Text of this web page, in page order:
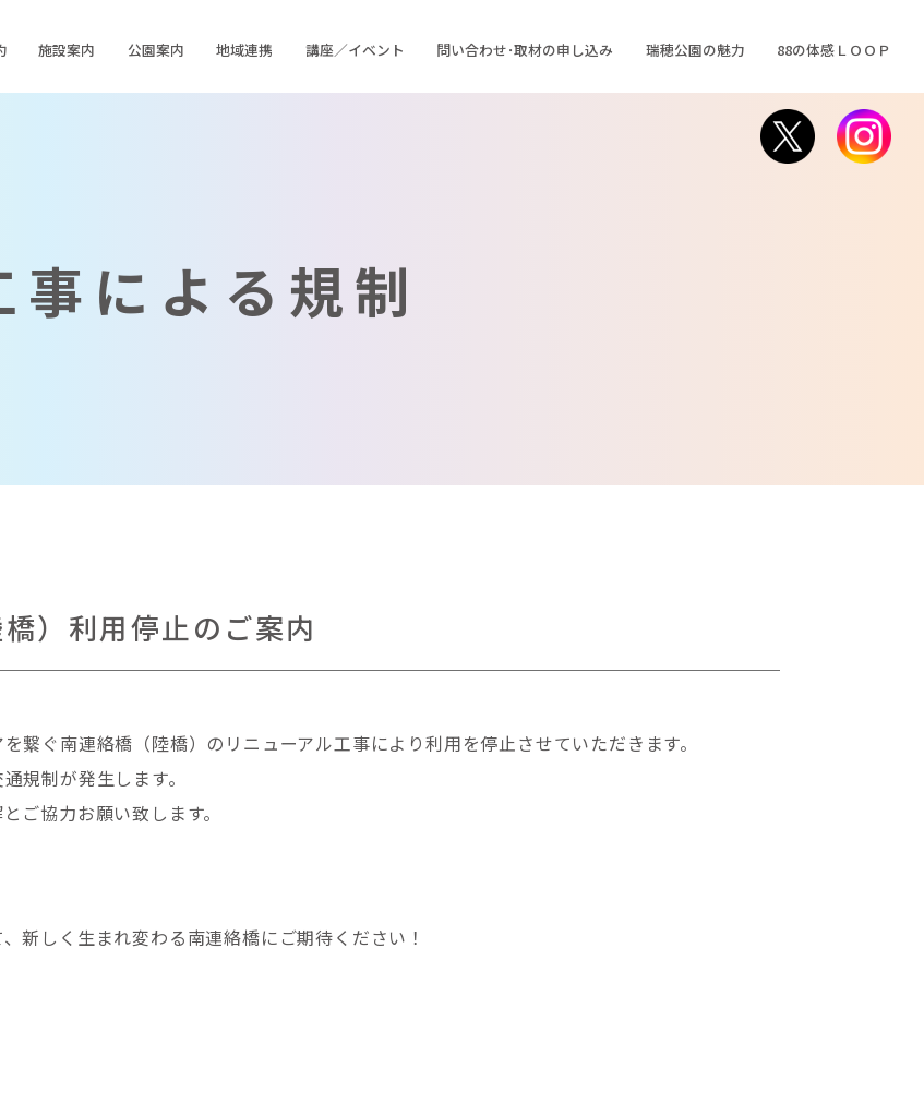
施設案内 公園案内 地域連携 講座／イベント 問い合わせ･取材の申し込み 瑞穂公園の魅力 88の体感ＬＯＯＰ
事による規制
）利用停止のご案内
繋ぐ南連絡橋（陸橋）のリニューアル工事により利用を停止させていただきます。
規制が発生します。
ご協力お願い致します。
新しく生まれ変わる南連絡橋にご期待ください！